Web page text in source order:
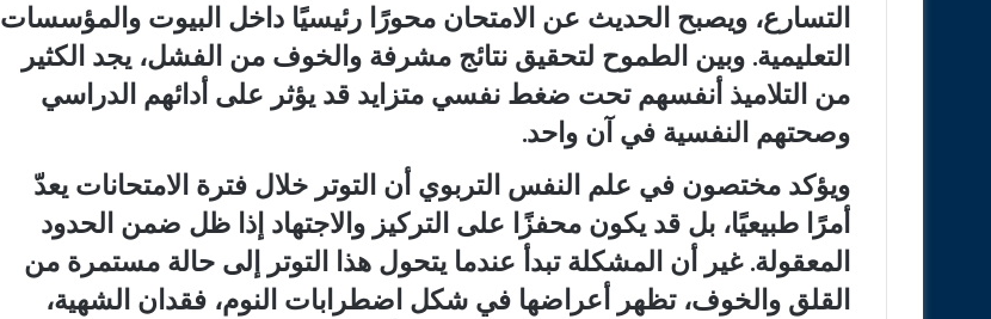
التسارع، ويصبح الحديث عن الامتحان محورًا رئيسيًا داخل البيوت والمؤسسات
التعليمية. وبين الطموح لتحقيق نتائج مشرفة والخوف من الفشل، يجد الكثير
من التلاميذ أنفسهم تحت ضغط نفسي متزايد قد يؤثر على أدائهم الدراسي
وصحتهم النفسية في آن واحد.
ويؤكد مختصون في علم النفس التربوي أن التوتر خلال فترة الامتحانات يعدّ
أمرًا طبيعيًا، بل قد يكون محفزًا على التركيز والاجتهاد إذا ظل ضمن الحدود
المعقولة. غير أن المشكلة تبدأ عندما يتحول هذا التوتر إلى حالة مستمرة من
القلق والخوف، تظهر أعراضها في شكل اضطرابات النوم، فقدان الشهية،